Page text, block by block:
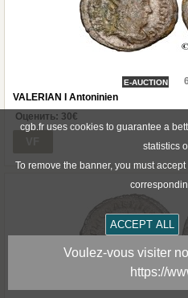
E-AUCTION
VALERIAN I Antoninien
Оценить: 30€
cgb.fr uses cookies to guarantee a
statistics
To remove the banner, you must
ACCEPT ALL
Voulez-vous visiter
https://